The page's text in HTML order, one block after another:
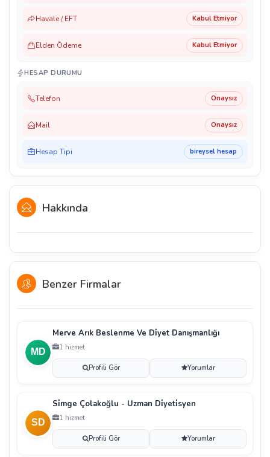
Havale / EFT Kabul Etmiyor
Elden Ödeme Kabul Etmiyor
HESAP DURUMU
Telefon Onaysız
Mail Onaysız
Hesap Tipi bireysel hesap
Hakkında
Benzer Firmalar
Merve Arık Beslenme Ve Di̇yet Danışmanlığı
1 hizmet
Profili Gör Yorumlar
Si̇mge Çolakoğlu - Uzman Di̇yeti̇syen
1 hizmet
Profili Gör Yorumlar